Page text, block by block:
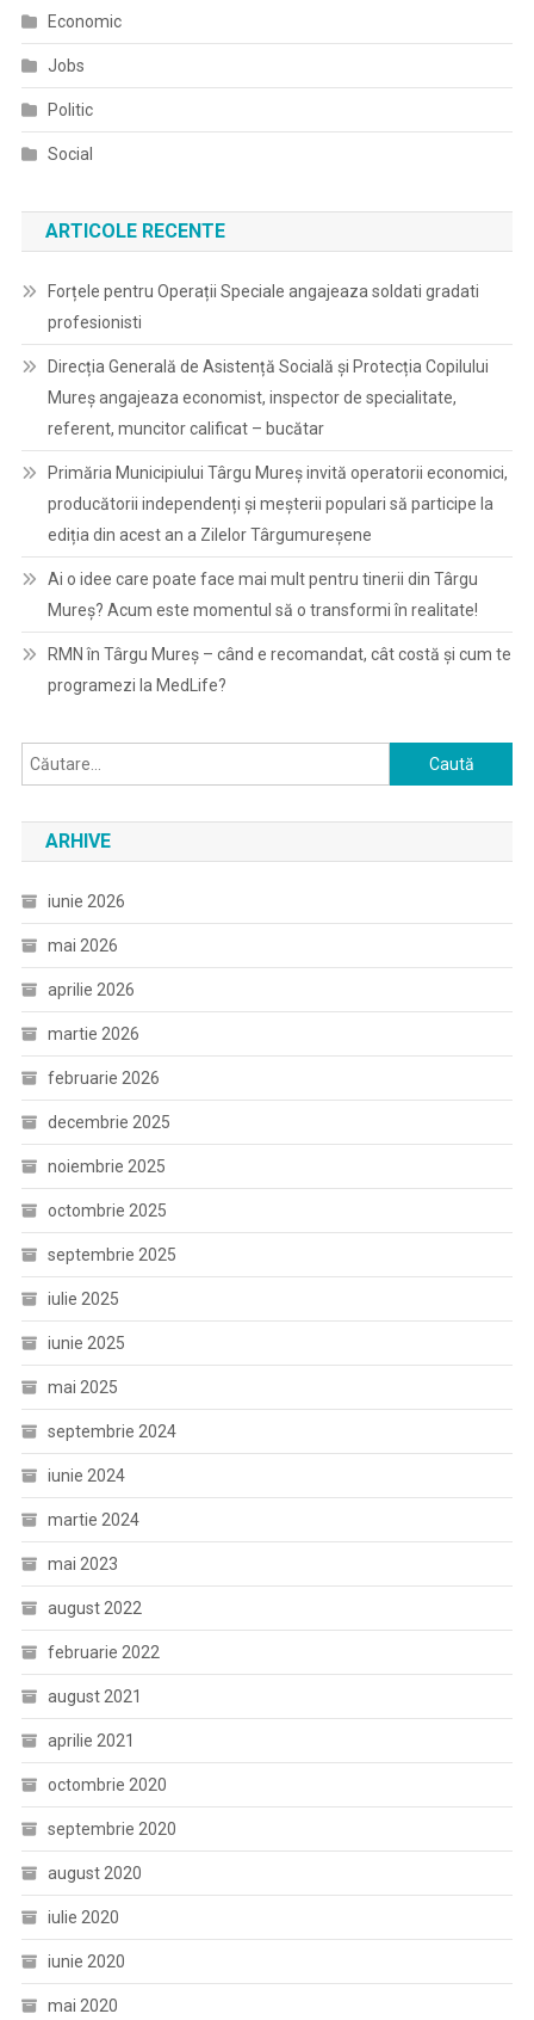
Economic
Jobs
Politic
Social
ARTICOLE RECENTE
Forțele pentru Operații Speciale angajeaza soldati gradati
profesionisti
Direcția Generală de Asistență Socială și Protecția Copilului
Mureș angajeaza economist, inspector de specialitate,
referent, muncitor calificat – bucătar
Primăria Municipiului Târgu Mureș invită operatorii economici,
producătorii independenți și meșterii populari să participe la
ediția din acest an a Zilelor Târgumureșene
Ai o idee care poate face mai mult pentru tinerii din Târgu
Mureș? Acum este momentul să o transformi în realitate!
RMN în Târgu Mureș – când e recomandat, cât costă și cum te
programezi la MedLife?
Caută
după:
ARHIVE
iunie 2026
mai 2026
aprilie 2026
martie 2026
februarie 2026
decembrie 2025
noiembrie 2025
octombrie 2025
septembrie 2025
iulie 2025
iunie 2025
mai 2025
septembrie 2024
iunie 2024
martie 2024
mai 2023
august 2022
februarie 2022
august 2021
aprilie 2021
octombrie 2020
septembrie 2020
august 2020
iulie 2020
iunie 2020
mai 2020